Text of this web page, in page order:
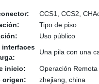
CCS1, CCS2,
Tipo de piso
Uso público
interfaces
Una pila con una
inicio:
Operación
origen:
zhejiang, china